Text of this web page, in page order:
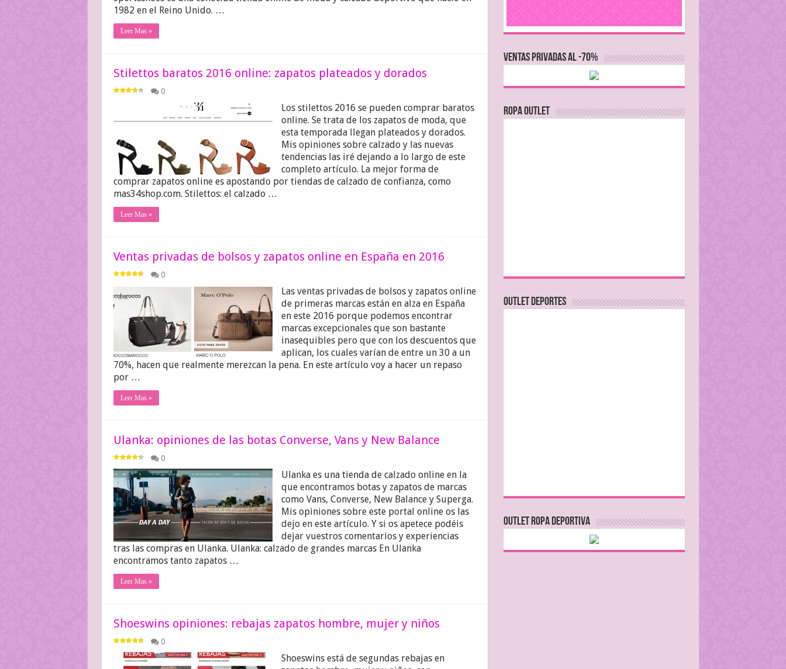
1982 en el Reino Unido. …
Leer Mas »
Stilettos baratos 2016 online: zapatos plateados y dorados
0
Los stilettos 2016 se pueden comprar baratos
online. Se trata de los zapatos de moda, que
esta temporada llegan plateados y dorados.
Mis opiniones sobre calzado y las nuevas
tendencias las iré dejando a lo largo de este
completo artículo. La mejor forma de
comprar zapatos online es apostando por tiendas de calzado de confianza, como
mas34shop.com. Stilettos: el calzado …
Leer Mas »
Ventas privadas de bolsos y zapatos online en España en 2016
0
Las ventas privadas de bolsos y zapatos online
de primeras marcas están en alza en España
en este 2016 porque podemos encontrar
marcas excepcionales que son bastante
inasequibles pero que con los descuentos que
aplican, los cuales varían de entre un 30 a un
70%, hacen que realmente merezcan la pena. En este artículo voy a hacer un repaso
por …
Leer Mas »
Ulanka: opiniones de las botas Converse, Vans y New Balance
0
Ulanka es una tienda de calzado online en la
que encontramos botas y zapatos de marcas
como Vans, Converse, New Balance y Superga.
Mis opiniones sobre este portal online os las
dejo en este artículo. Y si os apetece podéis
dejar vuestros comentarios y experiencias
tras las compras en Ulanka. Ulanka: calzado de grandes marcas En Ulanka
encontramos tanto zapatos …
Leer Mas »
Shoeswins opiniones: rebajas zapatos hombre, mujer y niños
0
Shoeswins está de segundas rebajas en
VENTAS PRIVADAS AL -70%
Ropa Outlet
OUTLET DEPORTES
OUTLET ROPA DEPORTIVA